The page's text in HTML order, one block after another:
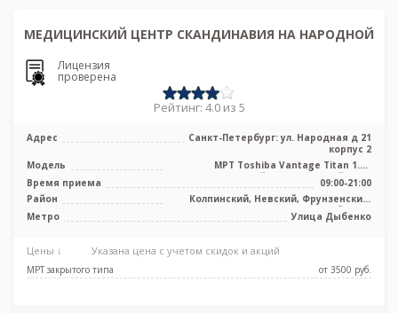
МЕДИЦИНСКИЙ ЦЕНТР СКАНДИНАВИЯ НА НАРОДНОЙ
Лицензия
проверена
Рейтинг: 4.0 из 5
Адрес
Санкт-Петербург: ул. Народная д 21
корпус 2
Модель
МРТ Toshiba Vantage Titan 1.5T
высокопольный полуоткрытый тип /
КТ Tos ...
Время приема
09:00-21:00
Район
Колпинский, Невский, Фрунзенский,
Лен. область
Метро Улица Дыбенко
Цены ↓ Указана цена с учетом скидок и акций
МРТ закрытого типа от 3500 pуб.